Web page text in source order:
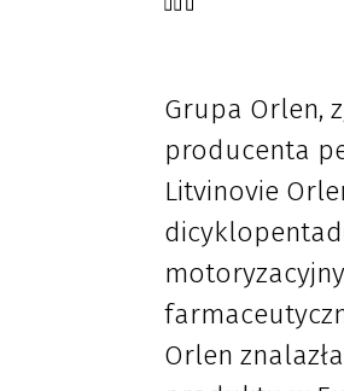
Grupa Orlen,
producenta
Litvinovie
Orlen